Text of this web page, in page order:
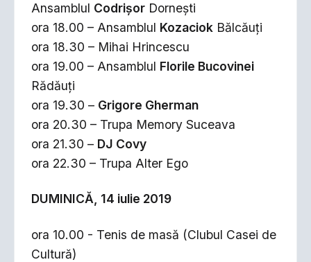
Ansamblul Codrișor Dornești
ora 18.00 – Ansamblul Kozaciok Bălcăuți
ora 18.30 – Mihai Hrincescu
ora 19.00 – Ansamblul Florile Bucovinei
Rădăuți
ora 19.30 – Grigore Gherman
ora 20.30 – Trupa Memory Suceava
ora 21.30 – DJ Covy
ora 22.30 – Trupa Alter Ego
DUMINICĂ, 14 iulie 2019
ora 10.00 - Tenis de masă (Clubul Casei de
Cultură)